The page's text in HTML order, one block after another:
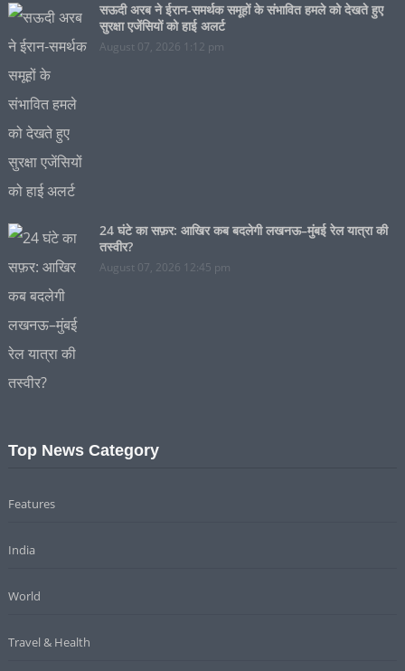
सऊदी अरब ने ईरान-समर्थक समूहों के संभावित हमले को देखते हुए
सुरक्षा एजेंसियों को हाई अलर्ट
August 07, 2026 1:12 pm
24 घंटे का सफ़र: आखिर कब बदलेगी लखनऊ–मुंबई रेल यात्रा की
तस्वीर?
August 07, 2026 12:45 pm
Top News Category
Features
India
World
Travel & Health